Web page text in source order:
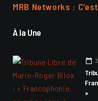
MRB Networks :
À la Une
»